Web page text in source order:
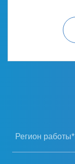
Регион работы*